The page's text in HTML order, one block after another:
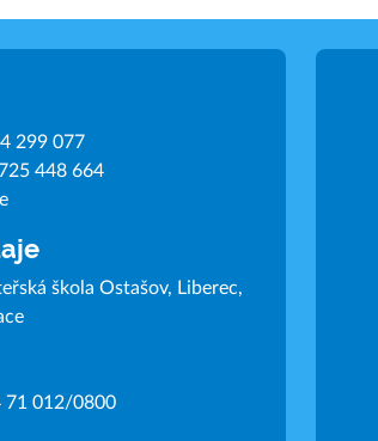
299 077
448 664
škola Ostašov, Liberec,
71 012/0800